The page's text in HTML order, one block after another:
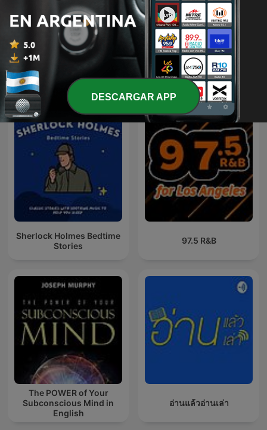
Himno Nacional Argentino Libros Y Más Libros
Más podcasts internacionales de Arte
Sherlock Holmes Bedtime
Stories
97.5 R&B
The POWER of Your
Subconscious Mind in
English
อ่านแล้วอ่านเล่า
DESCARGAR APP